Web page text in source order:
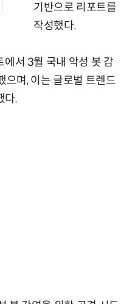
기반으로 리포트를
작성했다.
서 3월 국내 악성 봇 감
며, 이는 글로벌 트렌드
다.